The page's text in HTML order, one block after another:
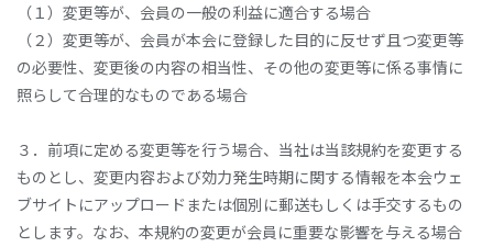
（１）変更等が、会員の一般の利益に適合する場合
（２）変更等が、会員が本会に登録した目的に反せず且つ変更等
の必要性、変更後の内容の相当性、その他の変更等に係る事情に
照らして合理的なものである場合
３．前項に定める変更等を行う場合、当社は当該規約を変更する
ものとし、変更内容および効力発生時期に関する情報を本会ウェ
ブサイトにアップロードまたは個別に郵送もしくは手交するもの
とします。なお、本規約の変更が会員に重要な影響を与える場合